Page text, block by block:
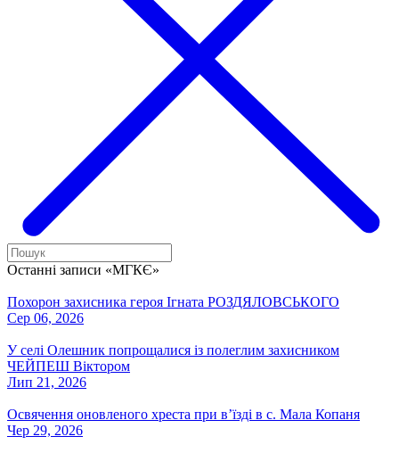
Останні записи «МГКЄ»
Похорон захисника героя Ігната РОЗДЯЛОВСЬКОГО
Сер 06, 2026
У селі Олешник попрощалися із полеглим захисником
ЧЕЙПЕШ Віктором
Лип 21, 2026
Освячення оновленого хреста при вʼїзді в с. Мала Копаня
Чер 29, 2026